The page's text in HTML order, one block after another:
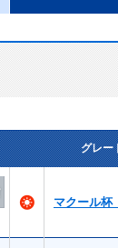
グレー
マクール